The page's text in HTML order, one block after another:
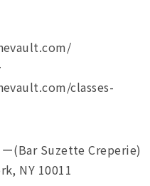
classes-
ー(Bar Suzette Creperie)
NY 10011